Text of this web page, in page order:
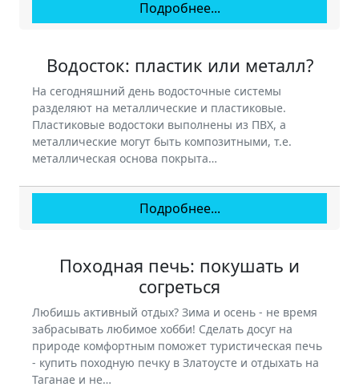
Подробнее...
Водосток: пластик или металл?
На сегодняшний день водосточные системы
разделяют на металлические и пластиковые.
Пластиковые водостоки выполнены из ПВХ, а
металлические могут быть композитными, т.е.
металлическая основа покрыта…
Подробнее...
Походная печь: покушать и
согреться
Любишь активный отдых? Зима и осень - не время
забрасывать любимое хобби! Сделать досуг на
природе комфортным поможет туристическая печь
- купить походную печку в Златоусте и отдыхать на
Таганае и не…